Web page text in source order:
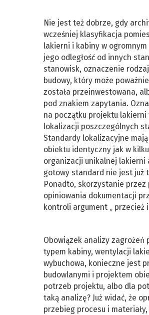
Nie jest też dobrze, gdy
wcześniej klasyfikacja
lakierni i kabiny w
jego odległość od innych
stanowisk, oznaczenie
budowy, który może
została przeinwestowana,
pod znakiem zapytania.
na początku projektu
lokalizacji poszczególnych
Standardy lokalizacyjne
obiektu identyczny jak w
organizacji unikalnej lakierni
gotowy standard nie jest już
Ponadto, skorzystanie
opiniowania dokumentacji
kontroli argument „ przecież
Obowiązek analizy
typem kabiny, wentylacji
wybuchowa, konieczne jest
budowlanymi i projektem
potrzeb projektu, albo dla
taką analizę? Już widać, że
przebieg procesu i